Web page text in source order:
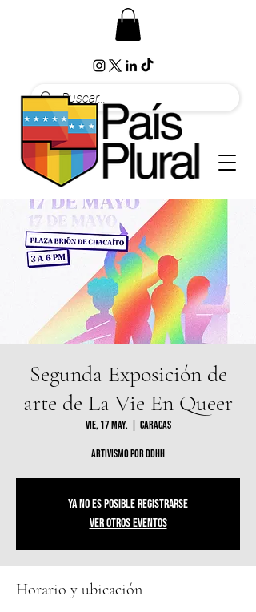
Segunda Exposición de
arte de La Vie En Queer
vie, 17 may. Caracas
Artivismo por DDHH
Ya no es posible registrarse
Ver otros eventos
Horario y ubicación